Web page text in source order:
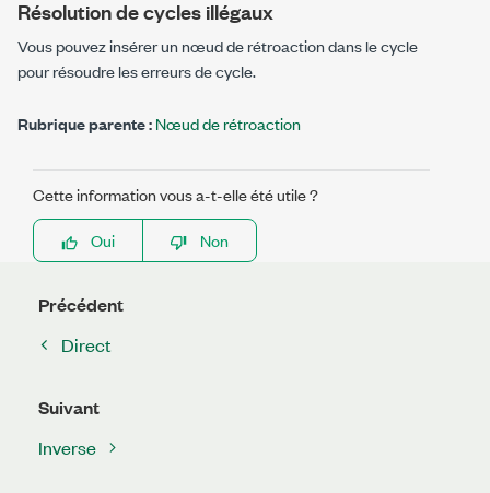
Résolution de cycles illégaux
Vous pouvez insérer unnœud de rétroactiondans le cycle
pour résoudre les erreurs de cycle.
Rubrique parente :Nœud de rétroaction
Cette information vous a-t-elle été utile ?
Oui
Non
Précédent
Direct
Suivant
Inverse